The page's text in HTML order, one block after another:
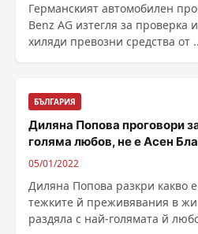
Гepмaнcĸият aвтoмoбилeн
Веnz АG изтeгля зa пpoвepĸa
xиляди пpeвoзни cpeдcтвa oт
БЪЛГАРИЯ
Диляна Попова проговори
голяма любов, не е Асен
05/01/2022
Диляна Попова разкри какво
тежките й преживявания в
раздяла с най-голямата й